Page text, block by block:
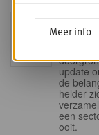
15
Into
Mis
update
de
helder
een
ooit.
Meer info